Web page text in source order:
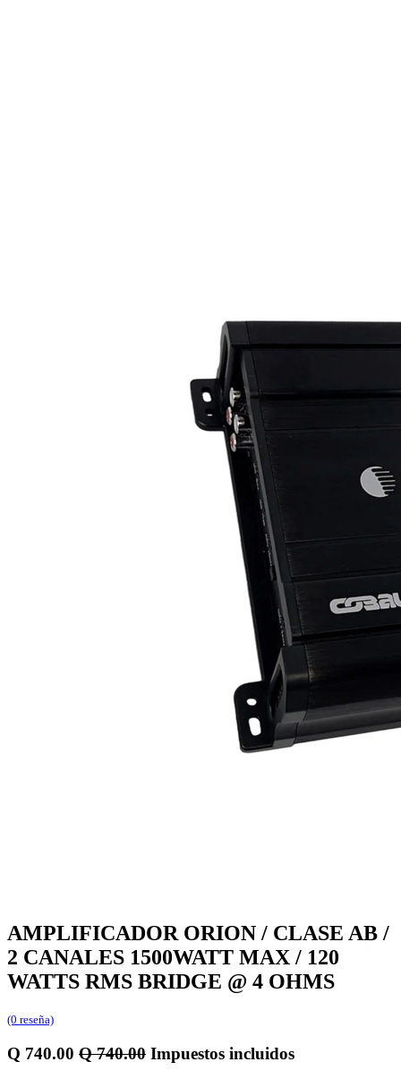
AMPLIFICADOR ORION / CLASE AB /
2 CANALES 1500WATT MAX / 120
WATTS RMS BRIDGE @ 4 OHMS
(0 reseña)
Q 740.00 Q740.00 Impuestos incluidos